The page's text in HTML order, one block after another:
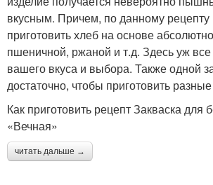
вкусным. Причем, по данному
приготовить хлеб на основе
пшеничной, ржаной и т.д. Здесь уж все
вашего вкуса и выбора. Также одной
достаточно, чтобы приготовить
Как приготовить рецепт Закваска для
«Вечная»
читать дальше →